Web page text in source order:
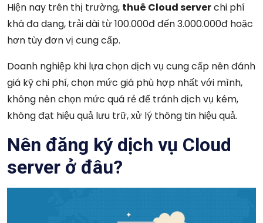
Hiện nay trên thị trường, thuê Cloud serverchi phí
khá đa dạng, trải dài từ 100.000đ đến 3.000.000đ hoặc
hơn tùy đơn vị cung cấp.
Doanh nghiệp khi lựa chọn dịch vụ cung cấp nên đánh
giá kỹ chi phí, chọn mức giá phù hợp nhất với mình,
không nên chọn mức quá rẻ để tránh dịch vụ kém,
không đạt hiệu quả lưu trữ, xử lý thông tin hiệu quả.
Nên đăng ký dịch vụ Cloud
server ở đâu?